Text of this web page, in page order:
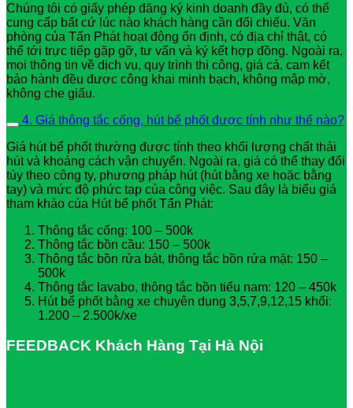
Chúng tôi có giấy phép đăng ký kinh doanh đầy đủ, có thể
cung cấp bất cứ lúc nào khách hàng cần đối chiếu. Văn
phòng của Tấn Phát hoạt động ổn định, có địa chỉ thật, có
thể tới trực tiếp gặp gỡ, tư vấn và ký kết hợp đồng. Ngoài ra,
mọi thông tin về dịch vụ, quy trình thi công, giá cả, cam kết
bảo hành đều được công khai minh bạch, không mập mờ,
không che giấu.
4. Giá thông tắc cống, hút bể phốt được tính như thế nào?
Giá hút bể phốt thường được tính theo khối lượng chất thải
hút và khoảng cách vận chuyển. Ngoài ra, giá có thể thay đổi
tùy theo công ty, phương pháp hút (hút bằng xe hoặc bằng
tay) và mức độ phức tạp của công việc. Sau đây là biểu giá
tham khảo của Hút bể phốt Tấn Phát:
Thông tắc cống: 100 – 500k
Thông tắc bồn cầu: 150 – 500k
Thông tắc bồn rửa bát, thông tắc bồn rửa mặt: 150 –
500k
Thông tắc lavabo, thông tắc bồn tiểu nam: 120 – 450k
Hút bể phốt bằng xe chuyên dụng 3,5,7,9,12,15 khối:
1.200 – 2.500k/xe
FEEDBACK Khách Hàng Tại Hà Nội